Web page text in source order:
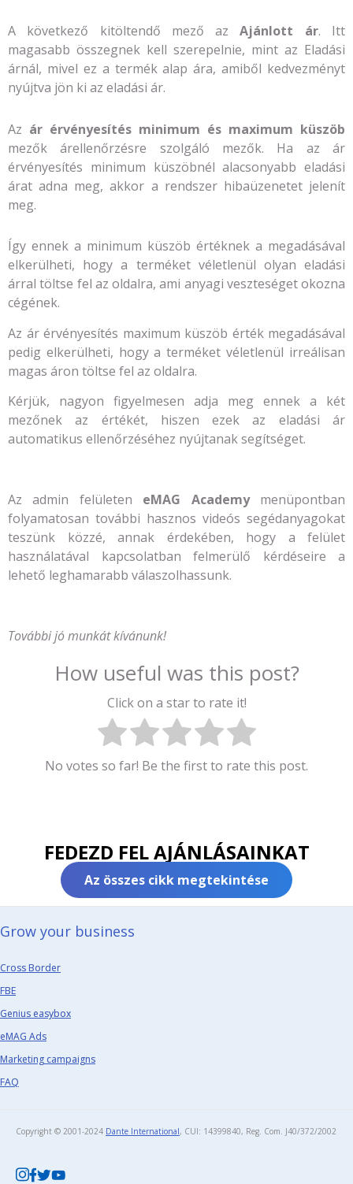
A következő kitöltendő mező azAjánlott ár. Itt
magasabb összegnek kell szerepelnie, mint az Eladási
árnál, mivel ez a termék alap ára, amiből kedvezményt
nyújtva jön ki az eladási ár.
Az ár érvényesítés minimum és maximum küszöb
mezők árellenőrzésre szolgáló mezők. Ha az ár
érvényesítés minimum küszöbnél alacsonyabb eladási
árat adna meg, akkor a rendszer hibaüzenetet jelenít
meg.
Így ennek a minimum küszöb értéknek a megadásával
elkerülheti, hogy a terméket véletlenül olyan eladási
árral töltse fel az oldalra, ami anyagi veszteséget okozna
cégének.
Az ár érvényesítés maximum küszöb érték megadásával
pedig elkerülheti, hogy a terméket véletlenül irreálisan
magas áron töltse fel az oldalra.
Kérjük, nagyon figyelmesen adja meg ennek a két
mezőnek az értékét, hiszen ezek az eladási ár
automatikus ellenőrzéséhez nyújtanak segítséget.
Az admin felületen eMAG Academymenüpontban
folyamatosan további hasznos videós segédanyagokat
teszünk közzé, annak érdekében, hogy a felület
használatával kapcsolatban felmerülő kérdéseire a
lehető leghamarabb válaszolhassunk.
További jó munkát kívánunk!
How useful was this post?
Click on a star to rate it!
No votes so far! Be the first to rate this post.
FEDEZD FEL AJÁNLÁSAINKAT
Az összes cikk megtekintése
Grow your business​
Cross Border
FBE
Genius easybox
eMAG Ads
Marketing campaigns
FAQ
Copyright © 2001-2024 Dante International, CUI: 14399840, Reg. Com. J40/372/2002​